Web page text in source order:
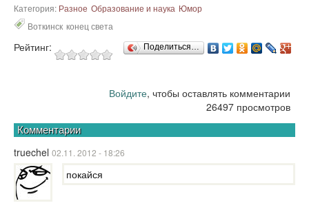
Категория: Разное Образование и наука Юмор
Воткинск конец света
Рейтинг: Поделиться…
Войдите, чтобы оставлять комментарии
26497 просмотров
Комментарии
truechel 02.11. 2012 - 18:26
покайся